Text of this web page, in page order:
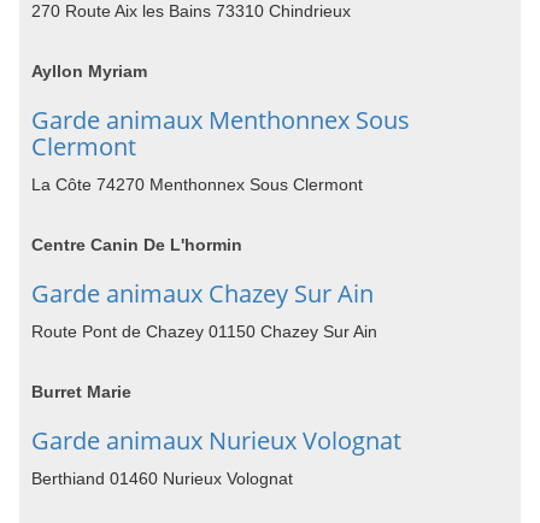
270 Route Aix les Bains 73310 Chindrieux
Ayllon Myriam
Garde animaux Menthonnex Sous
Clermont
La Côte 74270 Menthonnex Sous Clermont
Centre Canin De L'hormin
Garde animaux Chazey Sur Ain
Route Pont de Chazey 01150 Chazey Sur Ain
Burret Marie
Garde animaux Nurieux Volognat
Berthiand 01460 Nurieux Volognat